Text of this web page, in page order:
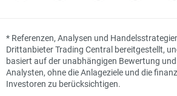
* Referenzen, Analysen und
Drittanbieter Trading Central bereitgestellt,
basiert auf der unabhängigen Bewertung
Analysten, ohne die Anlageziele und die
Investoren zu berücksichtigen.